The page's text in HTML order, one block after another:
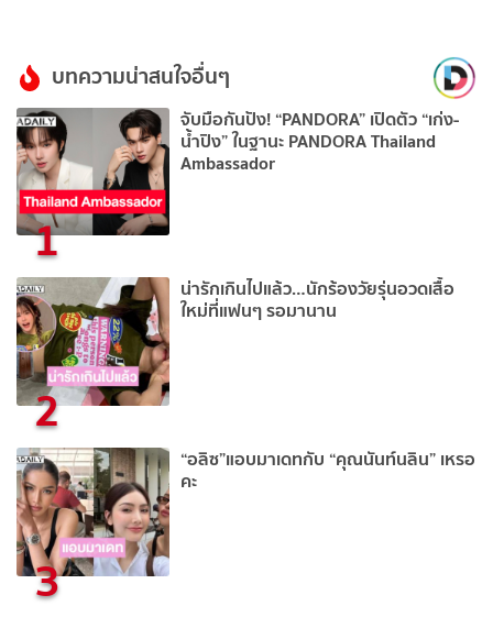
บทความน่าสนใจอื่นๆ
1
จับมือกันปัง! “PANDORA” เปิดตัว “เก่ง-
น้ำปิง” ในฐานะ PANDORA Thailand
Ambassador
2
น่ารักเกินไปแล้ว…นักร้องวัยรุ่นอวดเสื้อ
ใหม่ที่แฟนๆ รอมานาน
3
“อลิซ”แอบมาเดทกับ “คุณนันท์นลิน” เหรอ
คะ